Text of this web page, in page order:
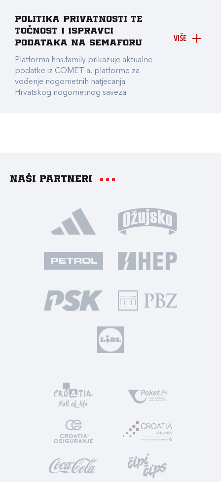
VIŠE
Politika privatnosti te
točnost i ispravci
podataka na Semaforu
Platforma hns.family prikazuje aktualne
podatke iz COMET-a, platforme za
vođenje nogometnih natjecanja
Hrvatskog nogometnog saveza.
Naši partneri